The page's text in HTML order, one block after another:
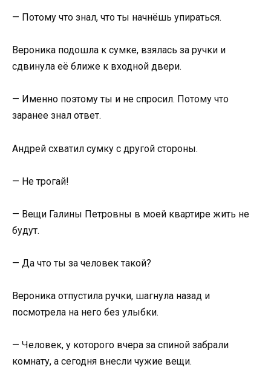
— Потому что знал, что ты начнёшь упираться.
Вероника подошла к сумке, взялась за ручки и
сдвинула её ближе к входной двери.
— Именно поэтому ты и не спросил. Потому что
заранее знал ответ.
Андрей схватил сумку с другой стороны.
— Не трогай!
— Вещи Галины Петровны в моей квартире жить не
будут.
— Да что ты за человек такой?
Вероника отпустила ручки, шагнула назад и
посмотрела на него без улыбки.
— Человек, у которого вчера за спиной забрали
комнату, а сегодня внесли чужие вещи.